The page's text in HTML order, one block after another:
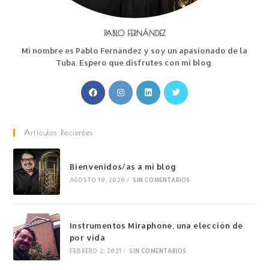
PABLO FERNÁNDEZ
Mi nombre es Pablo Fernández y soy un apasionado de la
Tuba. Espero que disfrutes con mi blog.
Artículos Recientes
Bienvenidos/as a mi blog
AGOSTO 19, 2020 / SIN COMENTARIOS
Instrumentos Miraphone, una elección de
por vida
FEBRERO 2, 2021 / SIN COMENTARIOS